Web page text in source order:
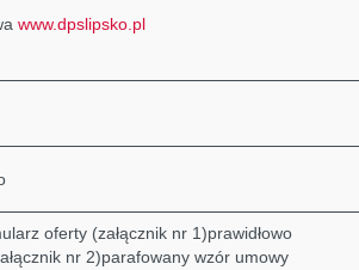
www.dpslipsko.pl
oferty (załącznik nr 1)prawidłowo
nr 2)parafowany wzór umowy